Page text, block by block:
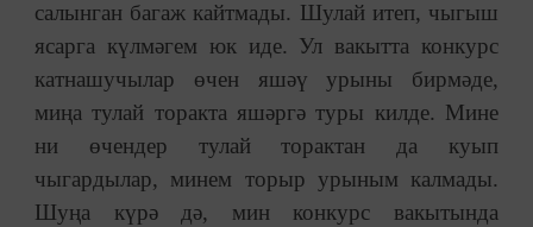
салынган багаж кайтмады. Шулай итеп, чыгыш
ясарга күлмәгем юк иде. Ул вакытта конкурс
катнашучылар өчен яшәү урыны бирмәде,
миңа тулай торакта яшәргә туры килде. Мине
ни өчендер тулай торактан да куып
чыгардылар, минем торыр урыным калмады.
Шуңа күрә дә, мин конкурс вакытында